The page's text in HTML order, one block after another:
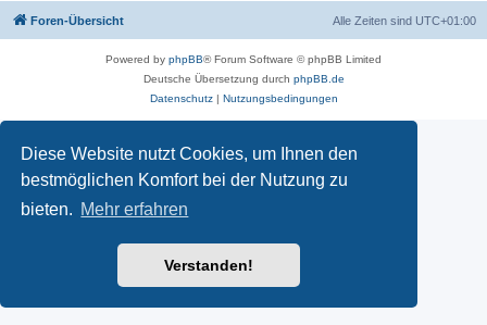
Diese Website nutzt Cookies, um Ihnen den
bestmöglichen Komfort bei der Nutzung zu
bieten. Mehr erfahren
Verstanden!
Foren-Übersicht Alle Zeiten sind UTC+01:00
Powered by phpBB® Forum Software © phpBB Limited
Deutsche Übersetzung durch phpBB.de
Datenschutz| Nutzungsbedingungen